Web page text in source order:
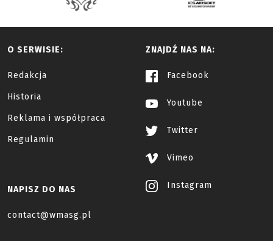
O SERWISIE:
Redakcja
Historia
Reklama i współpraca
Regulamin
ZNAJDŹ NAS NA:
Facebook
Youtube
Twitter
Vimeo
Instagram
NAPISZ DO NAS
contact@wmasg.pl